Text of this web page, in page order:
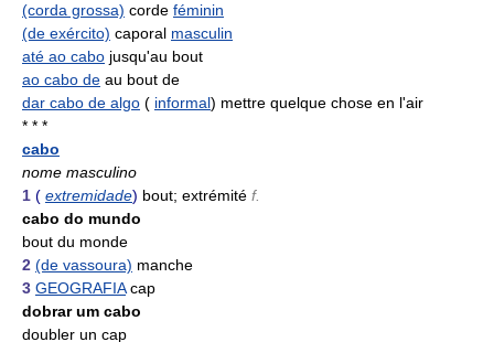
(corda grossa) corde féminin
(de exército) caporal masculin
até ao cabo jusqu'au bout
ao cabo de au bout de
dar cabo de algo ( informal) mettre quelque chose en l'air
* * *
cabo
nome masculino
1 ( extremidade) bout; extrémité f.
cabo do mundo
bout du monde
2 (de vassoura) manche
3 GEOGRAFIAcap
dobrar um cabo
doubler un cap